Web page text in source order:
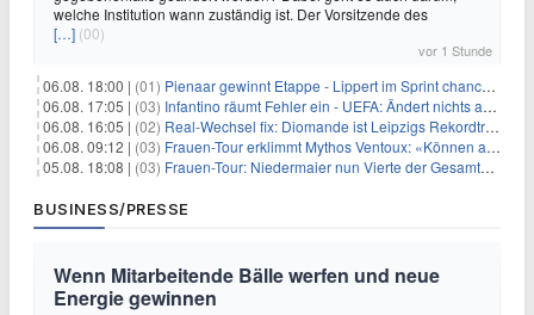
welche Institution wann zuständig ist. Der Vorsitzende des
[…] (00)
vor 1 Stunde
06.08. 18:00 | (01) Pienaar gewinnt Etappe - Lippert im Sprint chancenlos
06.08. 17:05 | (03) Infantino räumt Fehler ein - UEFA: Ändert nichts an Boykott
06.08. 16:05 | (02) Real-Wechsel fix: Diomande ist Leipzigs Rekordtransfer
06.08. 09:12 | (03) Frauen-Tour erklimmt Mythos Ventoux: «Können alles schaffen»
05.08. 18:08 | (03) Frauen-Tour: Niedermaier nun Vierte der Gesamtwertung
BUSINESS/PRESSE
Wenn Mitarbeitende Bälle werfen und neue
Energie gewinnen